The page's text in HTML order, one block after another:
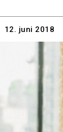
12. juni 2018